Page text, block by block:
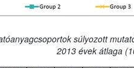
súlyozott
2013 évek átlaga